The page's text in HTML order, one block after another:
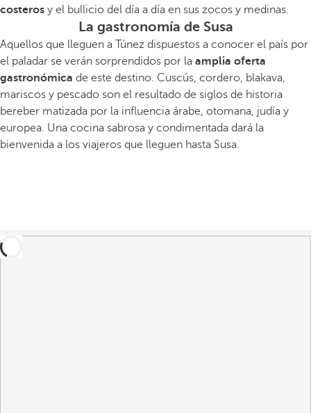
costeros y el bullicio del día a día en sus zocos y medinas.
La gastronomía de Susa
Aquellos que lleguen a Túnez dispuestos a conocer el país por
el paladar se verán sorprendidos por la amplia oferta
gastronómica de este destino. Cuscús, cordero, blakava,
mariscos y pescado son el resultado de siglos de historia
bereber matizada por la influencia árabe, otomana, judía y
europea. Una cocina sabrosa y condimentada dará la
bienvenida a los viajeros que lleguen hasta Susa.